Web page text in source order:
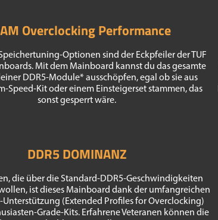
Overclocking Performance
Optionen sind der Eckpfeiler der TUF
Mit dem Mainboard kannst du das gesamte
DDR5-Module* ausschöpfen, egal ob sie aus
Speed-Kit oder einem Einsteigerset stammen, das
sonst gesperrt wäre.
DDR5 DOMINANZ
die über die Standard-DDR5-Geschwindigkeiten
ist dieses Mainboard dank der umfangreichen
Unterstützung (Extended Profiles for Overclocking)
Grade-Kits. Erfahrene Veteranen können die